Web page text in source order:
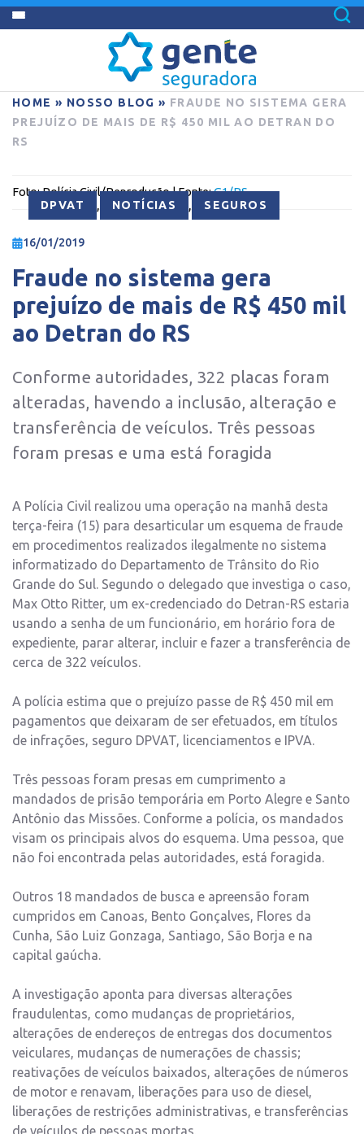
HOME » NOSSO BLOG » FRAUDE NO SISTEMA GERA
PREJUÍZO DE MAIS DE R$ 450 MIL AO DETRAN DO
RS
DPVAT , NOTÍCIAS , SEGUROS
Foto:Polícia Civil/Reprodução| Fonte:G1/RS
16/01/2019
Fraude no sistema gera
prejuízo de mais de R$ 450 mil
ao Detran do RS
Conforme autoridades, 322 placas foram
alteradas, havendo a inclusão, alteração e
transferência de veículos. Três pessoas
foram presas e uma está foragida
A Polícia Civil realizou uma operação na manhã desta
terça-feira (15) para desarticular um esquema de fraude
em procedimentos realizados ilegalmente no sistema
informatizado do Departamento de Trânsito do Rio
Grande do Sul. Segundo o delegado que investiga o caso,
Max Otto Ritter, um ex-credenciado do Detran-RS estaria
usando a senha de um funcionário, em horário fora de
expediente, parar alterar, incluir e fazer a transferência de
cerca de 322 veículos.
A polícia estima que o prejuízo passe de R$ 450 mil em
pagamentos que deixaram de ser efetuados, em títulos
de infrações, seguro DPVAT, licenciamentos e IPVA.
Três pessoas foram presas em cumprimento a
mandados de prisão temporária em Porto Alegre e Santo
Antônio das Missões. Conforme a polícia, os mandados
visam os principais alvos do esquema. Uma pessoa, que
não foi encontrada pelas autoridades, está foragida.
Outros 18 mandados de busca e apreensão foram
cumpridos em Canoas, Bento Gonçalves, Flores da
Cunha, São Luiz Gonzaga, Santiago, São Borja e na
capital gaúcha.
A investigação aponta para diversas alterações
fraudulentas, como mudanças de proprietários,
alterações de endereços de entregas dos documentos
veiculares, mudanças de numerações de chassis;
reativações de veículos baixados, alterações de números
de motor e renavam, liberações para uso de diesel,
liberações de restrições administrativas, e transferências
de veículos de pessoas mortas.